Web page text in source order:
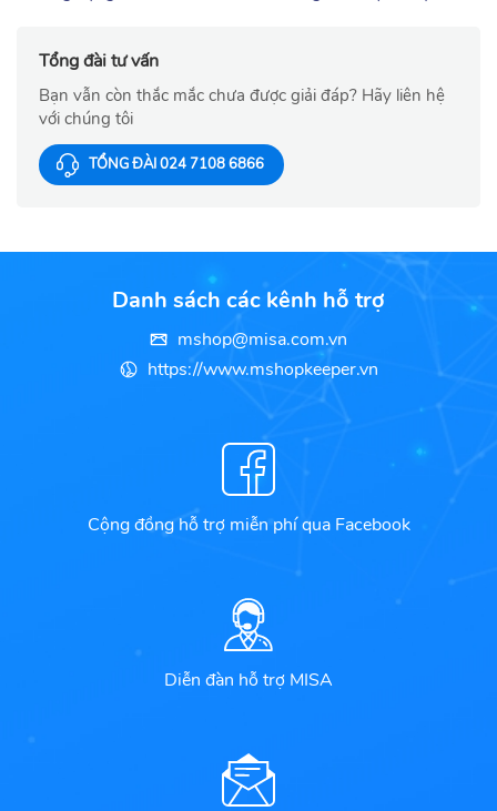
Tổng đài tư vấn
Bạn vẫn còn thắc mắc chưa được giải đáp? Hãy liên hệ
với chúng tôi
TỔNG ĐÀI 024 7108 6866
Danh sách các kênh hỗ trợ
mshop@misa.com.vn
https://www.mshopkeeper.vn
Cộng đồng hỗ trợ miễn phí qua Facebook
Diễn đàn hỗ trợ MISA